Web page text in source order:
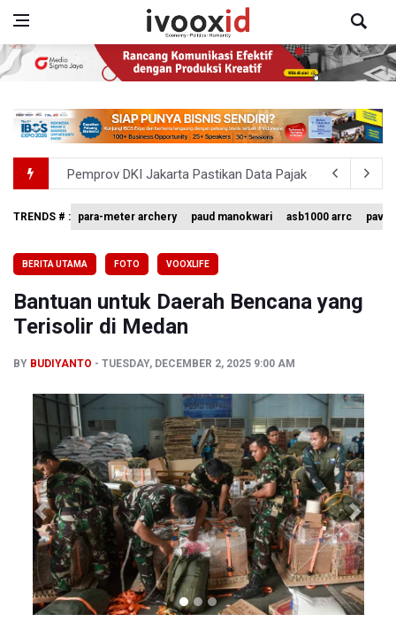
Pemprov DKI Jakarta Pastikan Data Pajak dan Aset
Pertumbuhan Ekonomi 5,3 Persen Belum Cukup
BNPB Minta Pemprov Kalimantan Barat Tinjau Kembali
Kemensos Targetkan 150 Ribu Siswa Masuk Program
TRENDS # : para-meter archery paud manokwari asb1000 arrc
BERITA UTAMA FOTO VOOXLIFE
Bantuan untuk Daerah Bencana yang
Terisolir di Medan
BY BUDIYANTO TUESDAY, DECEMBER 2, 2025 9:00 AM
Previous Next